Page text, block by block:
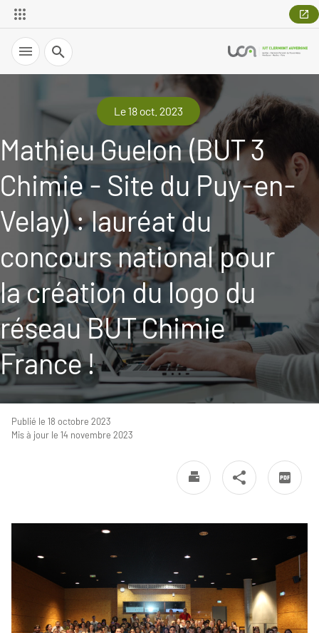
Recherche
Le 18 oct. 2023
Mathieu Guelon (BUT 3
Chimie - Site du Puy-en-
Velay) : lauréat du
concours national pour
la création du logo du
réseau BUT Chimie
France !
Publié le 18 octobre 2023
Mis à jour le 14 novembre 2023